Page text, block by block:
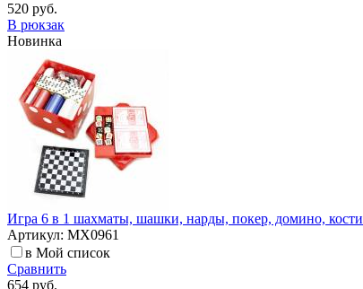
520 руб.
В рюкзак
Новинка
Игра 6 в 1 шахматы, шашки, нарды, покер, домино, кости
Артикул: MX0961
в Мой список
Сравнить
654 руб.